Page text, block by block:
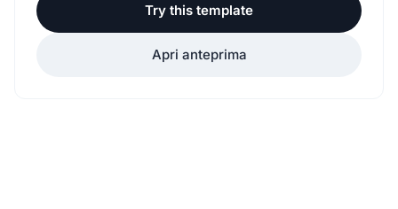
Try this template
Apri anteprima